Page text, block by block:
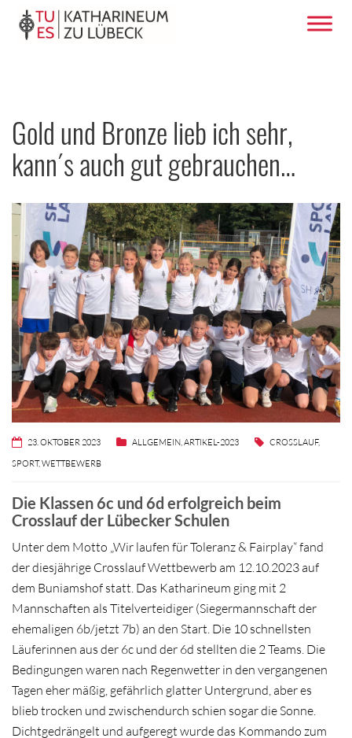
Gold und Bronze lieb ich sehr,
kann´s auch gut gebrauchen…
23. OKTOBER 2023 ALLGEMEIN ARTIKEL-2023 CROSSLAUF,
SPORT,WETTBEWERB
Die Klassen 6c und 6d erfolgreich beim
Crosslauf der Lübecker Schulen
Unter dem Motto „Wir laufen für Toleranz & Fairplay“ fand
der diesjährige Crosslauf Wettbewerb am 12.10.2023 auf
dem Buniamshof statt. Das Katharineum ging mit 2
Mannschaften als Titelverteidiger (Siegermannschaft der
ehemaligen 6b/jetzt 7b) an den Start. Die 10 schnellsten
Läuferinnen aus der 6c und der 6d stellten die 2 Teams. Die
Bedingungen waren nach Regenwetter in den vergangenen
Tagen eher mäßig, gefährlich glatter Untergrund, aber es
blieb trocken und zwischendurch schien sogar die Sonne.
Dichtgedrängelt und aufgeregt wurde das Kommando zum